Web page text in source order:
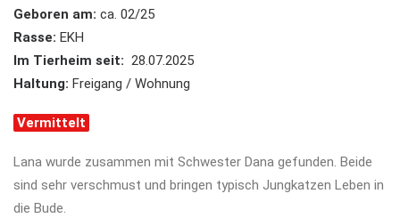
Geboren am: ca. 02/25
Rasse: EKH
Im Tierheim seit: 28.07.2025
Haltung: Freigang / Wohnung
Vermittelt
Lana wurde zusammen mit Schwester Dana gefunden. Beide
sind sehr verschmust und bringen typisch Jungkatzen Leben in
die Bude.